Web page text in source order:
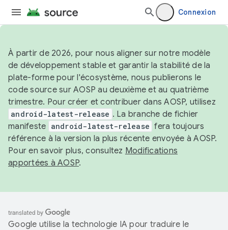
Connexion
À partir de 2026, pour nous aligner sur notre modèle
de développement stable et garantir la stabilité de la
plate-forme pour l'écosystème, nous publierons le
code source sur AOSP au deuxième et au quatrième
trimestre. Pour créer et contribuer dans AOSP, utilisez
android-latest-release . La branche de fichier
manifeste android-latest-release fera toujours
référence à la version la plus récente envoyée à AOSP.
Pour en savoir plus, consultez Modifications
apportées à AOSP.
Google utilise la technologie IA pour traduire le